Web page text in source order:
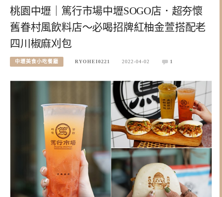
桃園中壢｜篤行市場中壢SOGO店．超夯懷
舊眷村風飲料店～必喝招牌紅柚金萱搭配老
四川椒麻刈包
中壢美食小吃餐廳 RYOHEI0221 2022-04-02 1